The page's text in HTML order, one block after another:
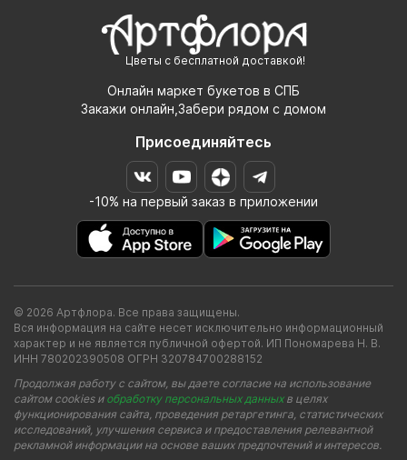
Цветы с бесплатной доставкой!
Онлайн маркет букетов в СПБ
Закажи онлайн,Забери рядом с домом
Присоединяйтесь
-10% на первый заказ в приложении
© 2026 Артфлора. Все права защищены.
Вся информация на сайте несет исключительно информационный
характер и не является публичной офертой. ИП Пономарева Н. В.
ИНН 780202390508 ОГРН 320784700288152
Продолжая работу с сайтом, вы даете согласие на использование
сайтом cookies и обработку персональных данныхв целях
функционирования сайта, проведения ретаргетинга, статистических
исследований, улучшения сервиса и предоставления релевантной
рекламной информации на основе ваших предпочтений и интересов.